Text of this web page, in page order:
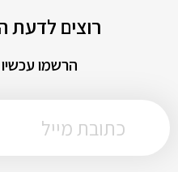
רוצים לדעת
הרשמו עכשיו